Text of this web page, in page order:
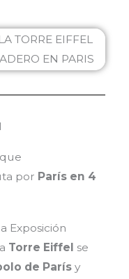
por París en 4
Exposición
Torre Eiffel se
de Parísy